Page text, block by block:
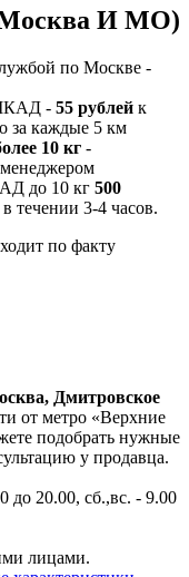
Москва И МО)
по Москве -
МКАД - 55 рублей к
за каждые 5 км
10 кг -
до 10 кг 500
течении 3-4 часов.
по факту
Дмитровское
от метро «Верхние
подобрать нужные
у продавца.
до 20.00, сб.,вс. - 9.00
лицами.